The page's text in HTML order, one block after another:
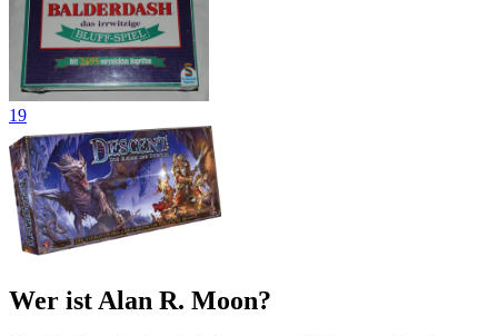
19
Wer ist Alan R. Moon?